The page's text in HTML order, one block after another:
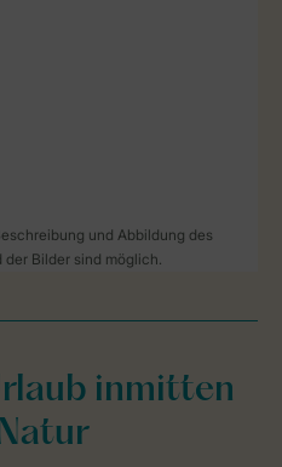
und Abbildung des
der Bilder sind möglich.
inmitten